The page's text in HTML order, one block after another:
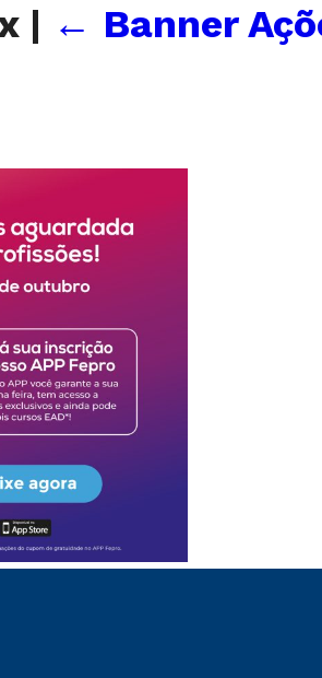
| ← Banner